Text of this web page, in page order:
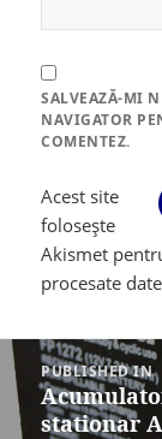
SALVEAZĂ-MI
NAVIGATOR
COMENTEZ.
Acest site
folosește
Akismet
procesate
Navigare
în
articole
PUBLISHED IN
stationar